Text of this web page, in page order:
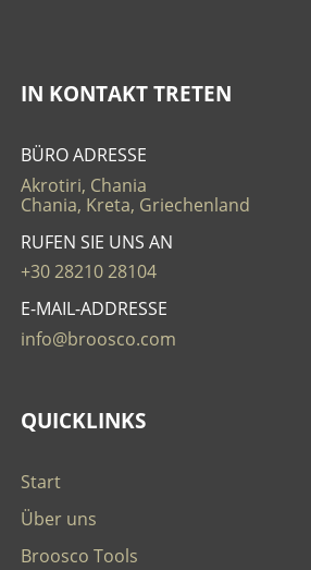
IN KONTAKT TRETEN
BÜRO ADRESSE
Akrotiri, Chania
Chania, Kreta, Griechenland
RUFEN SIE UNS AN
+30 28210 28104
E-MAIL-ADDRESSE
info@broosco.com
QUICKLINKS
Start
Über uns
Broosco Tools